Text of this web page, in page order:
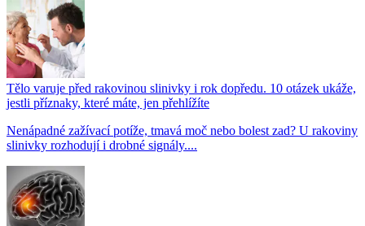
Tělo varuje před rakovinou slinivky i rok dopředu. 10 otázek ukáže,
jestli příznaky, které máte, jen přehlížíte
Nenápadné zažívací potíže, tmavá moč nebo bolest zad? U rakoviny
slinivky rozhodují i drobné signály....